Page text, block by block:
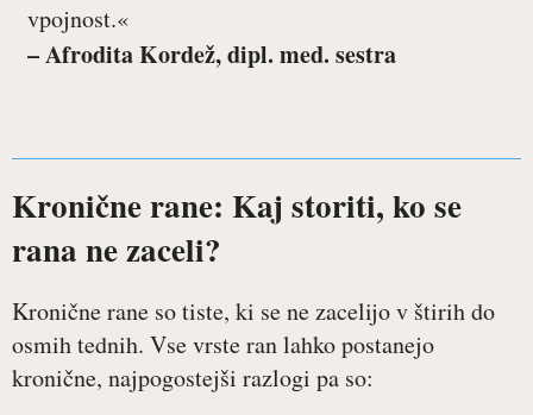
vpojnost.«
– Afrodita Kordež, dipl. med. sestra
Kronične rane: Kaj storiti, ko se
rana ne zaceli?
Kronične rane so tiste, ki se ne zacelijo v štirih do
osmih tednih. Vse vrste ran lahko postanejo
kronične, najpogostejši razlogi pa so: